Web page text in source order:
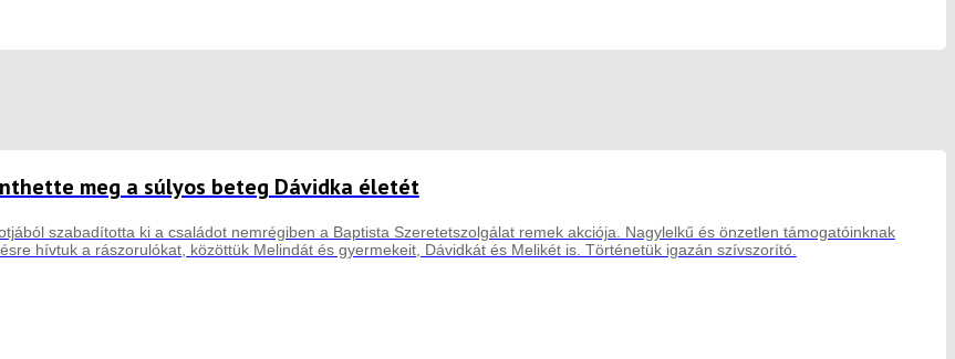
meg a súlyos beteg Dávidka életét
szabadította ki a családot nemrégiben a Baptista Szeretetszolgálat remek akciója. Nagylelkű és önzetlen támogatóinknak
hívtuk a rászorulókat, közöttük Melindát és gyermekeit, Dávidkát és Melikét is. Történetük igazán szívszorító.